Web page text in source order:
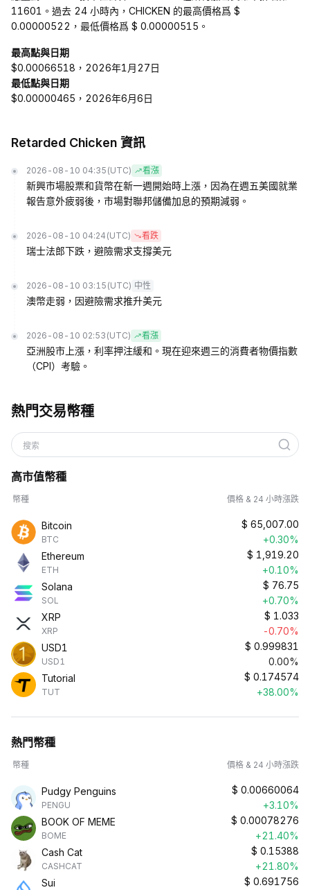
11601。過去 24 小時內，CHICKEN 的最高價格爲 $
0.00000522，最低價格爲 $ 0.00000515。
最高點與日期
$0.00066518，2026年1月27日
最低點與日期
$0.00000465，2026年6月6日
Retarded Chicken 資訊
2026-08-10 04:35 (UTC) 看漲
新興市場股票和貨幣在新一週開始時上漲，因為在週五美國就業
報告意外疲弱後，市場對聯邦儲備加息的預期減弱。
2026-08-10 04:24 (UTC) 看跌
瑞士法郎下跌，避險需求支撐美元
2026-08-10 03:15 (UTC) 中性
澳幣走弱，因避險需求推升美元
2026-08-10 02:53 (UTC) 看漲
亞洲股市上漲，利率押注緩和。現在迎來週三的消費者物價指數
（CPI）考驗。
熱門交易幣種
搜索
高市值幣種
幣種 價格 & 24 小時漲跌
Bitcoin
BTC
$ 65,007.00
+0.30%
Ethereum
ETH
$ 1,919.20
+0.10%
Solana
SOL
$ 76.75
+0.70%
XRP
XRP
$ 1.033
-0.70%
USD1
USD1
$ 0.999831
0.00%
Tutorial
TUT
$ 0.174574
+38.00%
熱門幣種
幣種 價格 & 24 小時漲跌
Pudgy Penguins
PENGU
$ 0.00660064
+3.10%
BOOK OF MEME
BOME
$ 0.00078276
+21.40%
Cash Cat
CASHCAT
$ 0.15388
+21.80%
Sui
$ 0.691756